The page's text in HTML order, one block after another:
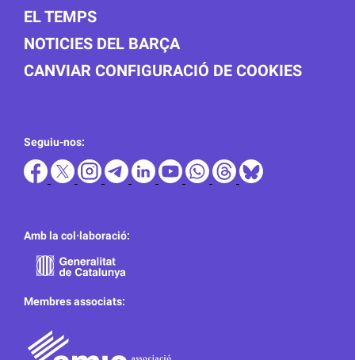
EL TEMPS
NOTICIES DEL BARÇA
CANVIAR CONFIGURACIÓ DE COOKIES
Seguiu-nos:
Amb la col·laboració:
Membres associats: